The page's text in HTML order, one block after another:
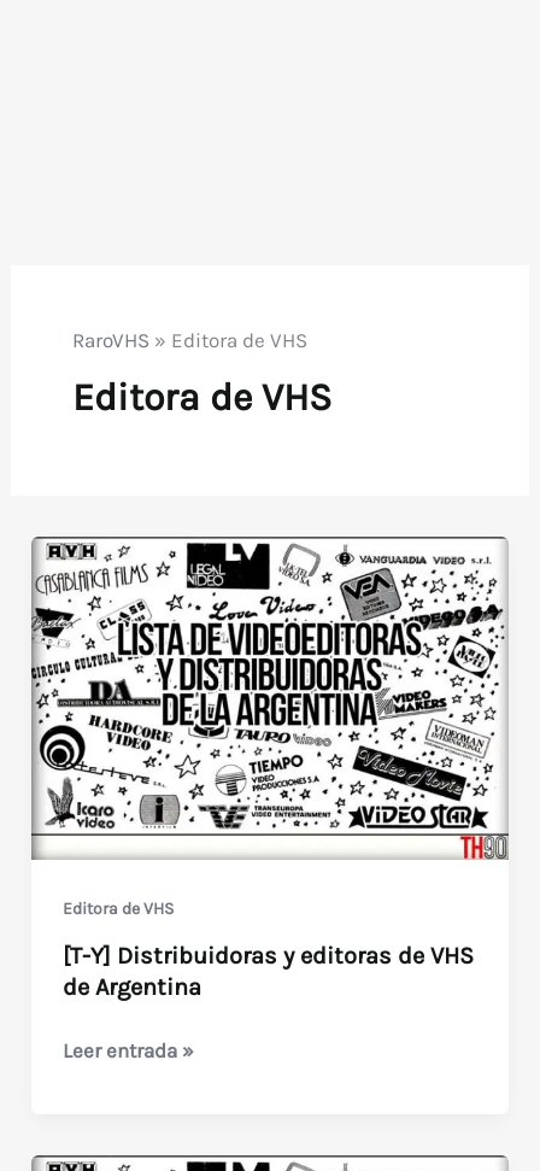
RaroVHS » Editora de VHS
Editora de VHS
Editora de VHS
[T-Y] Distribuidoras y editoras de VHS
de Argentina
[T-
y
Leer entrada »